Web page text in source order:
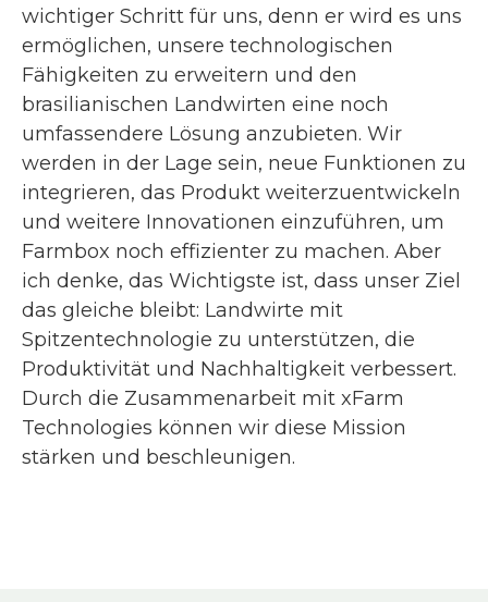
wichtiger Schritt für uns, denn er wird es uns
ermöglichen, unsere technologischen
Fähigkeiten zu erweitern und den
brasilianischen Landwirten eine noch
umfassendere Lösung anzubieten. Wir
werden in der Lage sein, neue Funktionen zu
integrieren, das Produkt weiterzuentwickeln
und weitere Innovationen einzuführen, um
Farmbox noch effizienter zu machen. Aber
ich denke, das Wichtigste ist, dass unser Ziel
das gleiche bleibt: Landwirte mit
Spitzentechnologie zu unterstützen, die
Produktivität und Nachhaltigkeit verbessert.
Durch die Zusammenarbeit mit xFarm
Technologies können wir diese Mission
stärken und beschleunigen.